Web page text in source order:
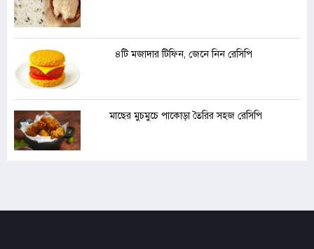
৪টি মজাদার টিফিন, জেনে নিন রেসিপি
মাছের মুচমুচে পাকোড়া তৈরির সহজ রেসিপি